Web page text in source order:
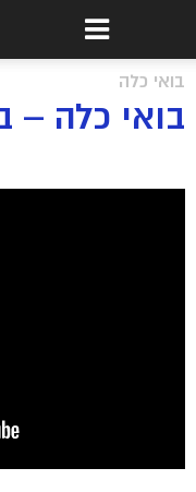
בואי כלה
בואי כלה –